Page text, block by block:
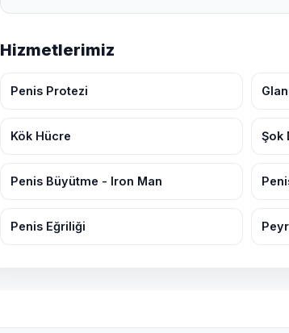
Hizmetlerimiz
Penis Protezi
Kök Hücre Şok
Penis Büyütme - Iron Man
Penis Eğriliği